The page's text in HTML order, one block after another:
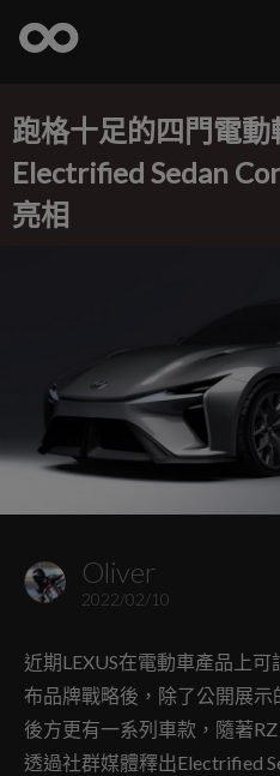
跑格十足的四門電動
Electrified Sedan
亮相
Oliver
2022/02/10
近期LEXUS在電動車產品上
布品牌戰略後，除了公開展
後方更有一系列車款，隨著
透過社群媒體釋出Electrified